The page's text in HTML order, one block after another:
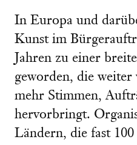
In Europa und
Kunst im
Jahren zu einer
geworden, die
mehr Stimmen,
hervorbringt.
Ländern, die fast